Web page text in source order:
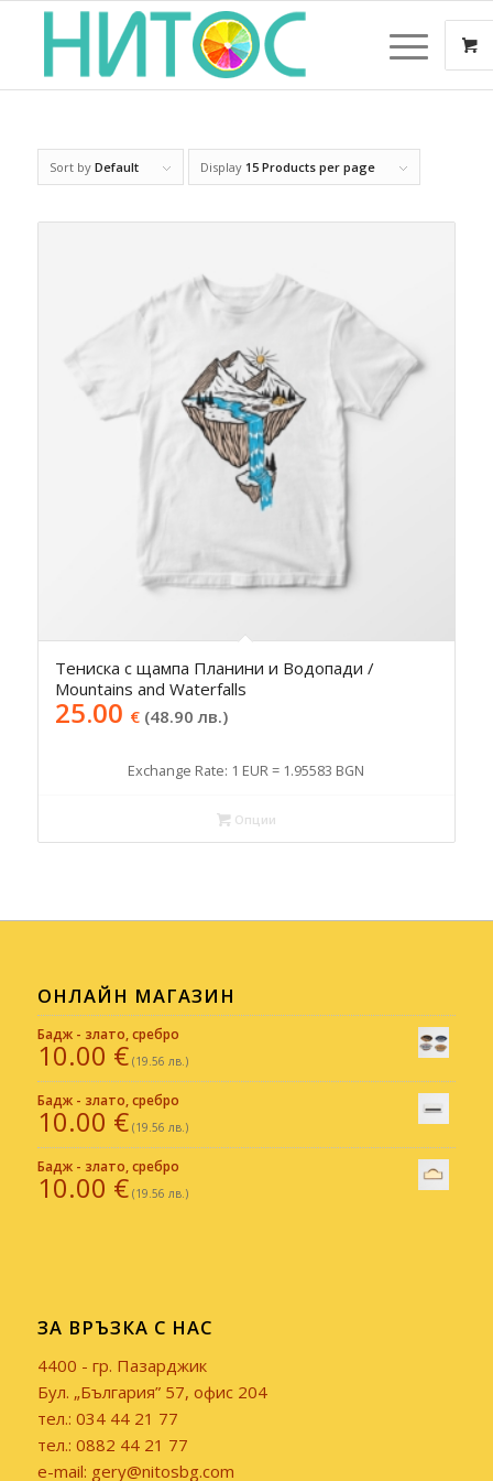
Sort by Default Display 15 Products per page
Тениска с щампа Планини и Водопади /
Mountains and Waterfalls
25.00 €(48.90 лв.)
Exchange Rate: 1 EUR = 1.95583 BGN
Опции
ОНЛАЙН МАГАЗИН
Бадж - злато, сребро
10.00 €(19.56 лв.)
Бадж - злато, сребро
10.00 €(19.56 лв.)
Бадж - злато, сребро
10.00 €(19.56 лв.)
ЗА ВРЪЗКА С НАС
4400 - гр. Пазарджик
Бул. „България” 57, офис 204
тел.: 034 44 21 77
тел.: 0882 44 21 77
e-mail: gery@nitosbg.com